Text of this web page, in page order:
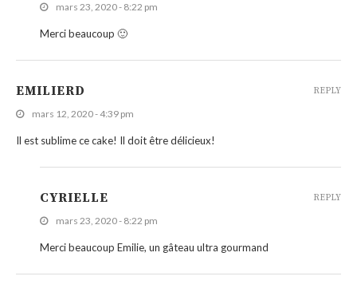
mars 23, 2020 - 8:22 pm
Merci beaucoup 🙂
EMILIERD
mars 12, 2020 - 4:39 pm
Il est sublime ce cake! Il doit être délicieux!
REPLY
CYRIELLE
mars 23, 2020 - 8:22 pm
Merci beaucoup Emilie, un gâteau ultra gourmand
REPLY